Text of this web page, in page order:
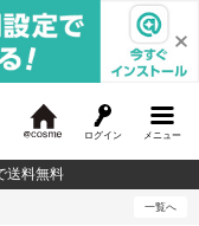
メニュー
ログイン
c
o
送料無料
一覧へ